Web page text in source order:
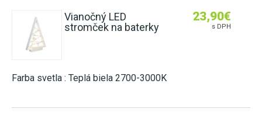
Vianočný LED
stromček na baterky
23,90€
s DPH
Farba svetla : Teplá biela 2700-3000K